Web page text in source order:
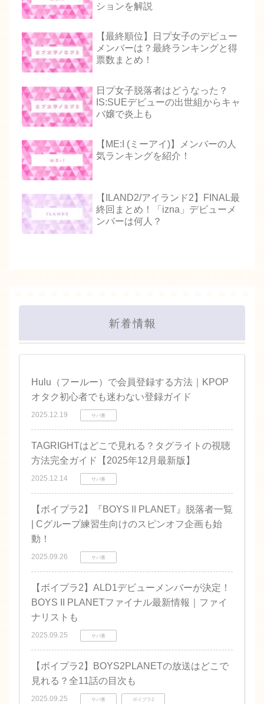
ションを解説
【最終順位】日プ女子のデビュー
メンバーは？最終ランキングと得
票数まとめ！
日プ女子脱落者はどうなった？
IS:SUEデビューの出世組からキャ
バ嬢で炎上も
【ME:I (ミーアイ)】メンバーの人
気ランキングを紹介！
【ILAND2/アイランド2】FINAL最
終回まとめ！「izna」デビューメ
ンバーは何人？
新着情報
Hulu（フールー）で会員登録する方法｜KPOP
オタク初心者でも迷わない登録ガイド
2025.12.19 サバ番
TAGRIGHTはどこで見れる？タグライトの視聴
方法完全ガイド【2025年12月最新版】
2025.12.14 サバ番
【ボイプラ2】『BOYS II PLANET』脱落者一覧
| Cグループ練習生向けのスピンオフ企画も始
動！
2025.09.26 サバ番
【ボイプラ2】ALD1デビューメンバーが決定！
BOYS II PLANETファイナル最新情報｜ファイ
ナリストも
2025.09.25 サバ番
【ボイプラ2】BOYS2PLANETの放送はどこで
見れる？全11話の目次も
2025.09.25 サバ番 ボイプラ2